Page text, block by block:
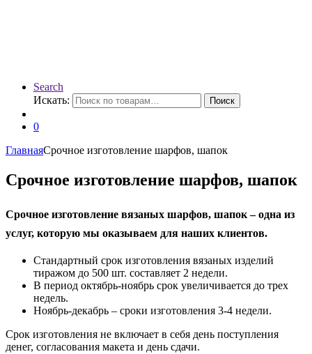
Search
Искать:
Поиск
0
ГлавнаяСрочное изготовление шарфов, шапок
Срочное изготовление шарфов, шапок
Срочное изготовление вязаных шарфов, шапок – одна из
услуг, которую мы оказываем для наших клиентов.
Стандартный срок изготовления вязаных изделий
тиражом до 500 шт. составляет 2 недели.
В период октябрь-ноябрь срок увеличивается до трех
недель.
Ноябрь-декабрь – сроки изготовления 3-4 недели.
Срок изготовления не включает в себя день поступления
денег, согласования макета и день сдачи.